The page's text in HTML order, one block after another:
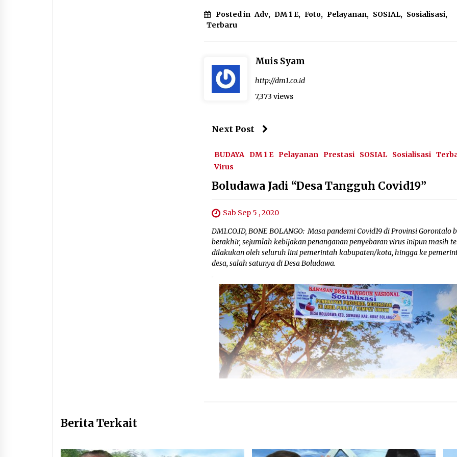
Posted in Adv, DM 1 E, Foto, Pelayanan, SOSIAL, Sosialisasi,
Terbaru
Muis Syam
http://dm1.co.id
7,373 views
Next Post
BUDAYA DM 1 E Pelayanan Prestasi SOSIAL Sosialisasi
Virus
Boludawa Jadi “Desa Tangguh Covid19”
Sab Sep 5 , 2020
DM1.CO.ID, BONE BOLANGO: Masa pandemi Covid19 di Provinsi Gorontalo
berakhir, sejumlah kebijakan penanganan penyebaran virus inipun masih
dilakukan oleh seluruh lini pemerintah kabupaten/kota, hingga ke
desa, salah satunya di Desa Boludawa.
Berita Terkait